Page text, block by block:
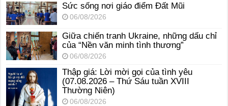
Sức sống nơi giáo điểm Đất Mũi
06/08/2026
Giữa chiến tranh Ukraine, những dấu chỉ
của “Nền văn minh tình thương”
06/08/2026
Thập giá: Lời mời gọi của tình yêu
(07.08.2026 – Thứ Sáu tuần XVIII
Thường Niên)
06/08/2026